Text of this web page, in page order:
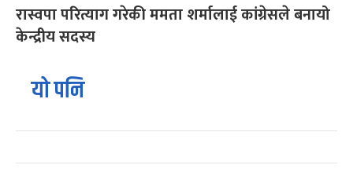
रास्वपा परित्याग गरेकी ममता शर्मालाई कांग्रेसले बनायो
केन्द्रीय सदस्य
यो पनि